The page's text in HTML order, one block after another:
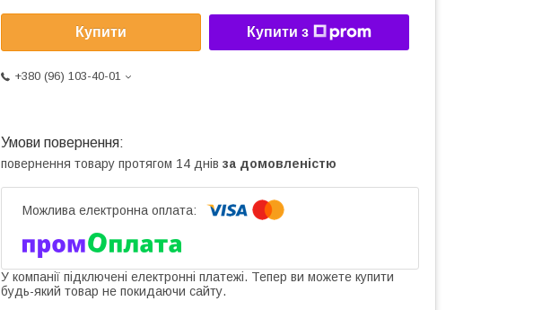
Купити Купити з
+380 (96) 103-40-01
повернення товару протягом 14 днів за домовленістю
У компанії підключені електронні платежі. Тепер ви можете купити
будь-який товар не покидаючи сайту.